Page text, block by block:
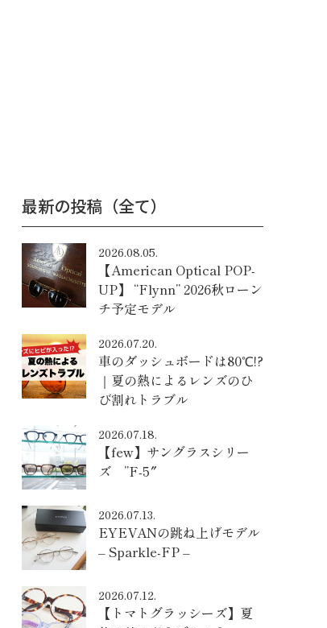
最新の投稿（全て）
2026.08.05.
【American Optical POP-
UP】 “Flynn” 2026秋ローン
チ予定モデル
2026.07.20.
車のダッシュボードは80℃!?
｜夏の熱によるレンズのひ
び割れトラブル
2026.07.18.
【few】サングラスシリー
ズ ”F-5″
2026.07.13.
EYEVANの跳ね上げモデル
– Sparkle-FP –
2026.07.12.
【トマトグラッシーズ】夏